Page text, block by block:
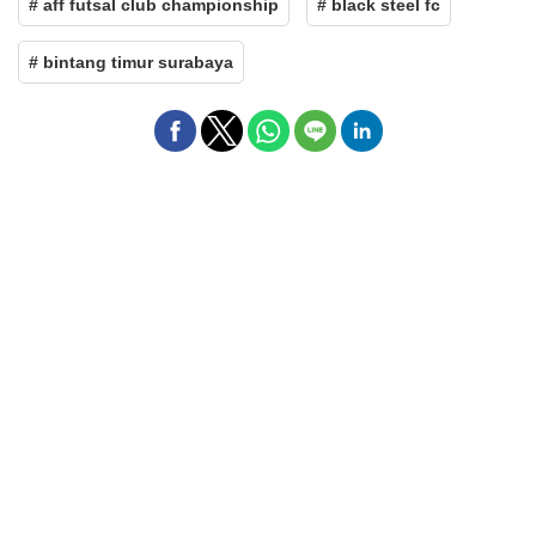
# aff futsal club championship # black steel fc
# bintang timur surabaya